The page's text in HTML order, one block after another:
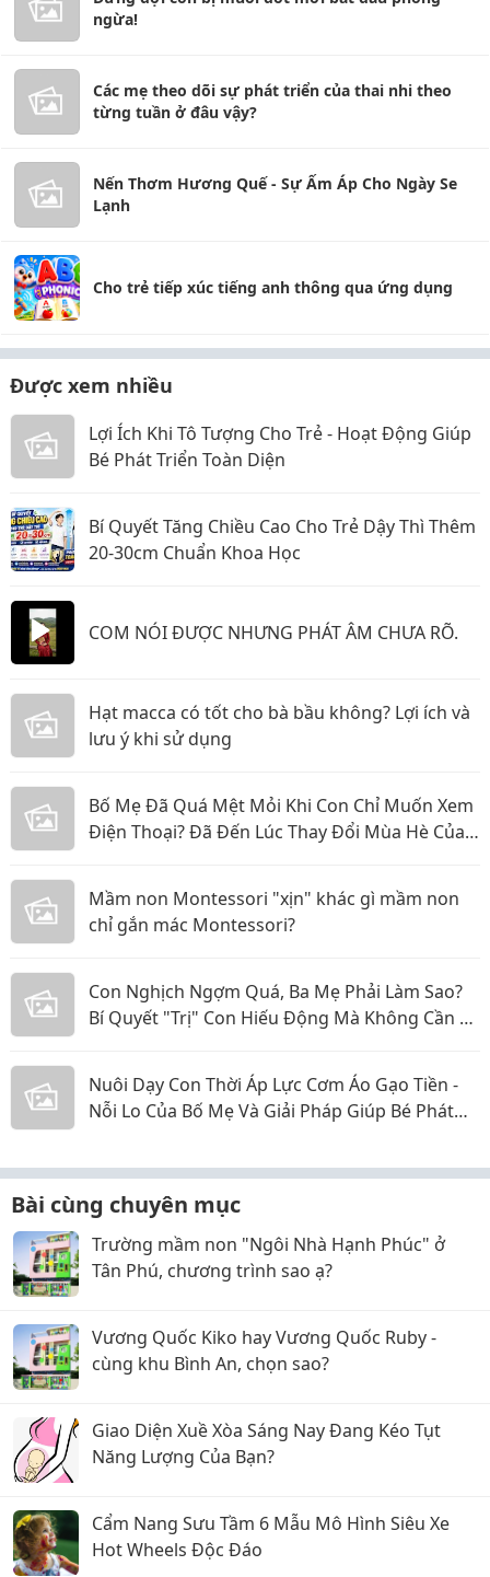
ngừa!
Các mẹ theo dõi sự phát triển của thai nhi theo
từng tuần ở đâu vậy?
Nến Thơm Hương Quế - Sự Ấm Áp Cho Ngày Se
Lạnh
Cho trẻ tiếp xúc tiếng anh thông qua ứng dụng
Được xem nhiều
Lợi Ích Khi Tô Tượng Cho Trẻ - Hoạt Động Giúp
Bé Phát Triển Toàn Diện
Bí Quyết Tăng Chiều Cao Cho Trẻ Dậy Thì Thêm
20-30cm Chuẩn Khoa Học
COM NÓI ĐƯỢC NHƯNG PHÁT ÂM CHƯA RÕ.
Hạt macca có tốt cho bà bầu không? Lợi ích và
lưu ý khi sử dụng
Bố Mẹ Đã Quá Mệt Mỏi Khi Con Chỉ Muốn Xem
Điện Thoại? Đã Đến Lúc Thay Đổi Mùa Hè Của
Mầm non Montessori "xịn" khác gì mầm non
chỉ gắn mác Montessori?
Con Nghịch Ngợm Quá, Ba Mẹ Phải Làm Sao?
Bí Quyết "Trị" Con Hiếu Động Mà Không Cần La
Nuôi Dạy Con Thời Áp Lực Cơm Áo Gạo Tiền -
Nỗi Lo Của Bố Mẹ Và Giải Pháp Giúp Bé Phát
Bài cùng chuyên mục
Trường mầm non "Ngôi Nhà Hạnh Phúc" ở
Tân Phú, chương trình sao ạ?
Vương Quốc Kiko hay Vương Quốc Ruby -
cùng khu Bình An, chọn sao?
Giao Diện Xuề Xòa Sáng Nay Đang Kéo Tụt
Năng Lượng Của Bạn?
Cẩm Nang Sưu Tầm 6 Mẫu Mô Hình Siêu Xe
Hot Wheels Độc Đáo